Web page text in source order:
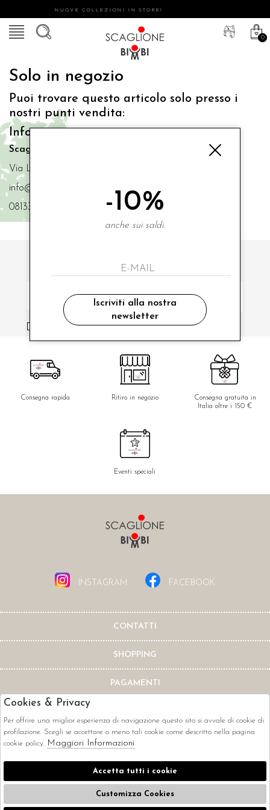
NUOVE COLLEZIONI IN STORE!
0
Solo in negozio
Puoi trovare questo articolo solo presso i
nostri punti vendita:
Info contatti
Scaglione Bimbi di Iacono Maria Angela
Via Luigi Mazzella,73 80077 Ischia
info@scaglionebimbi.com
0813331162
ISCRIVITI ALLA NOSTRA NEWSLETTER
ho letto ed accettato le condizioni sulla privacy.
Consegna rapida Ritiro in negozio
Consegna gratuita in
Italia oltre i 150 €
Eventi speciali
INSTAGRAM FACEBOOK
CONTATTI
SHOPPING
PAGAMENTI
CORRIERI
-10%
anche sui saldi.
Iscriviti alla nostra
newsletter
Cookies & Privacy
Per offrire una miglior esperienza di navigazione questo sito si avvale di cookie di
profilazione. Scegli se accettare o meno tali cookie come descritto nella pagina
cookie policy. Maggiori Informazioni
Accetta tutti i cookie
Customizza Cookies